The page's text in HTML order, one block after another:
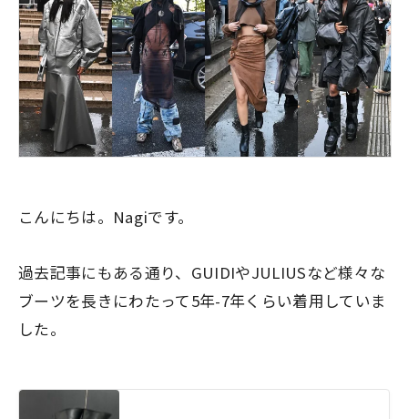
こんにちは。Nagiです。
過去記事にもある通り、GUIDIやJULIUSなど様々な
ブーツを長きにわたって5年-7年くらい着用していま
した。